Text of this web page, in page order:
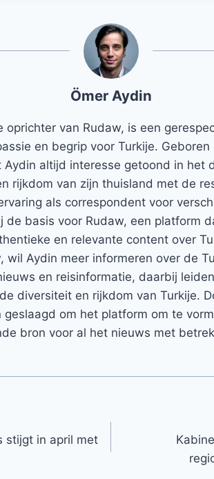
Ömer Aydin
oprichter van Rudaw, is een
en begrip voor Turkije.
Aydin altijd interesse getoond in het
rijkdom van zijn thuisland met de
als correspondent voor
de basis voor Rudaw, een platform
en relevante content over
wil Aydin meer informeren over de
en reisinformatie, daarbij
diversiteit en rijkdom van Turkije.
geslaagd om het platform om te
bron voor al het nieuws met
stijgt in april met